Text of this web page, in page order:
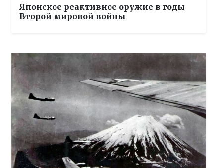
Японское реактивное оружие в годы
Второй мировой войны